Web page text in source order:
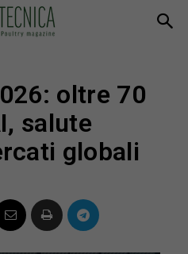
oltre 70
salute
globali